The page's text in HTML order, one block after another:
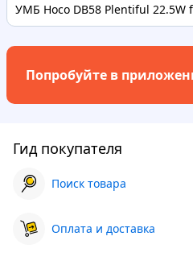
УМБ Hoco DB58 Plentiful 22.5W
Попробуйте в
Гид покупателя
Поиск товара
Оплата и доставка